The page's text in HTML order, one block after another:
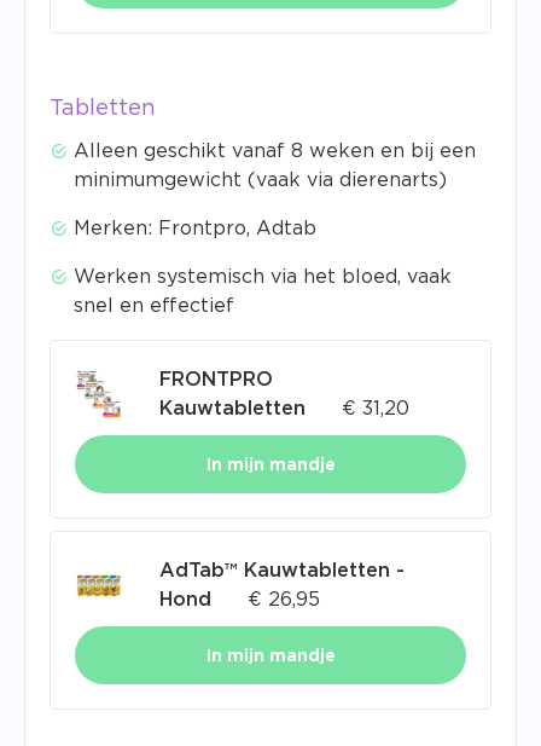
Tabletten
Alleen geschikt vanaf 8 weken en bij een
minimumgewicht (vaak via dierenarts)
Merken: Frontpro, Adtab
Werken systemisch via het bloed, vaak
snel en effectief
FRONTPRO
Kauwtabletten
€ 31,20
In mijn mandje
AdTab™ Kauwtabletten -
Hond
€ 26,95
In mijn mandje